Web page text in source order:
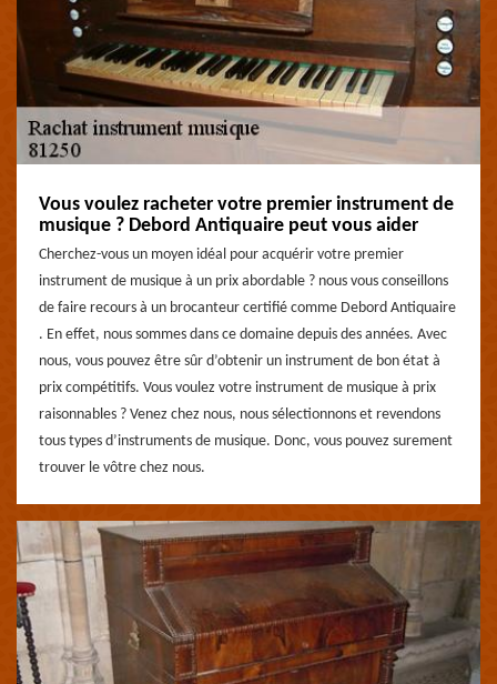
Vous voulez racheter votre premier instrument de
musique ? Debord Antiquaire peut vous aider
Cherchez-vous un moyen idéal pour acquérir votre premier
instrument de musique à un prix abordable ? nous vous conseillons
de faire recours à un brocanteur certifié comme Debord Antiquaire
. En effet, nous sommes dans ce domaine depuis des années. Avec
nous, vous pouvez être sûr d’obtenir un instrument de bon état à
prix compétitifs. Vous voulez votre instrument de musique à prix
raisonnables ? Venez chez nous, nous sélectionnons et revendons
tous types d’instruments de musique. Donc, vous pouvez surement
trouver le vôtre chez nous.